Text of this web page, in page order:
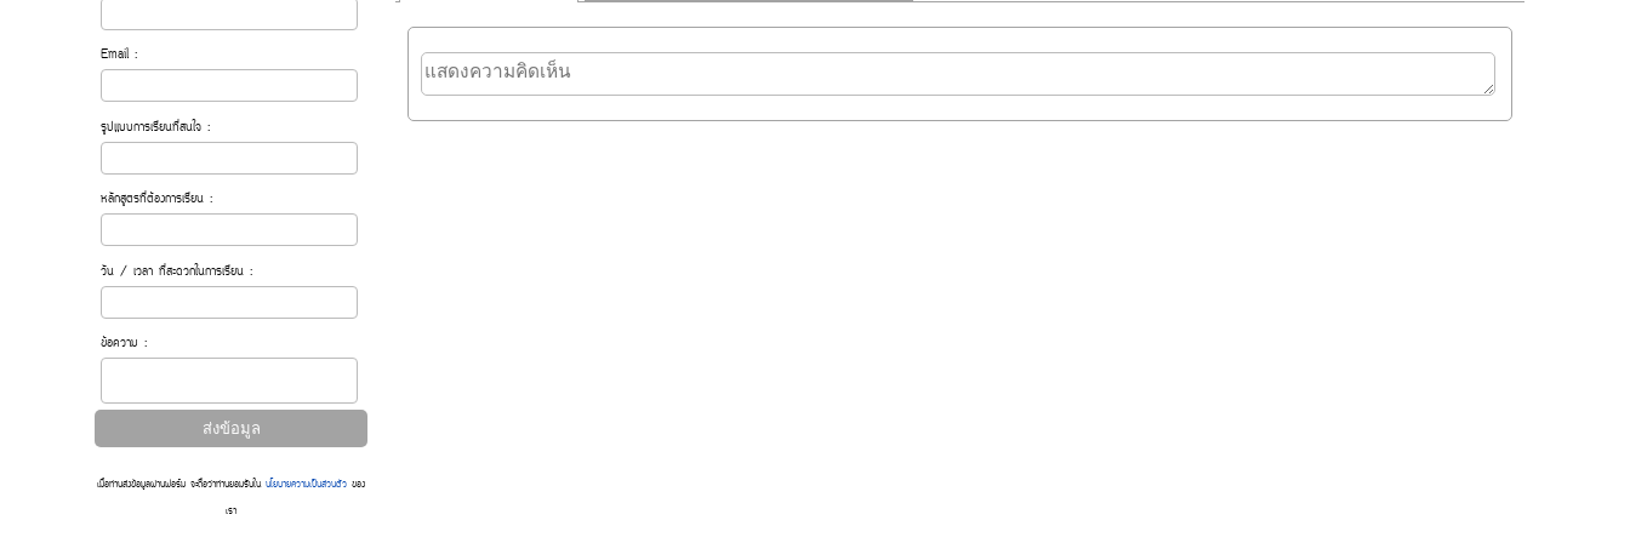
Email :
รูปแบบการเรียนที่สนใจ :
หลักสูตรที่ต้องการเรียน :
วัน / เวลา ที่สะดวกในการเรียน :
ข้อความ :
เมื่อท่านส่งข้อมูลผ่านฟอร์ม จะถือว่าท่านยอมรับในนโยบายความเป็นส่วนตัวของ
เรา